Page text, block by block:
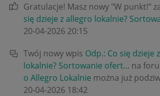
Gratulacje! Masz nowy "W punkt!"
się dzieje z allegro lokalnie?
‎20-04-2026 20:15
Twój nowy wpis Odp.: Co się dzieje
lokalnie? Sortowanie ofert... na
o Allegro Lokalnie można już
‎20-04-2026 18:42